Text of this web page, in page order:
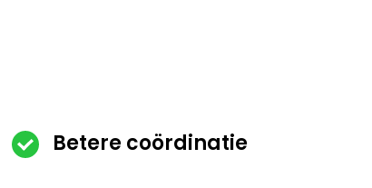
Betere coördinatie